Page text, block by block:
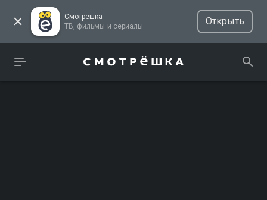
Смотрёшка
ТВ, фильмы и сериалы
Открыть